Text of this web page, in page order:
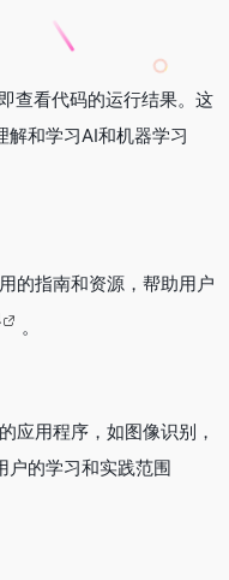
查看代码的运行结果。这
解和学习AI和机器学习
的指南和资源，帮助用户
。
应用程序，如图像识别，
户的学习和实践范围